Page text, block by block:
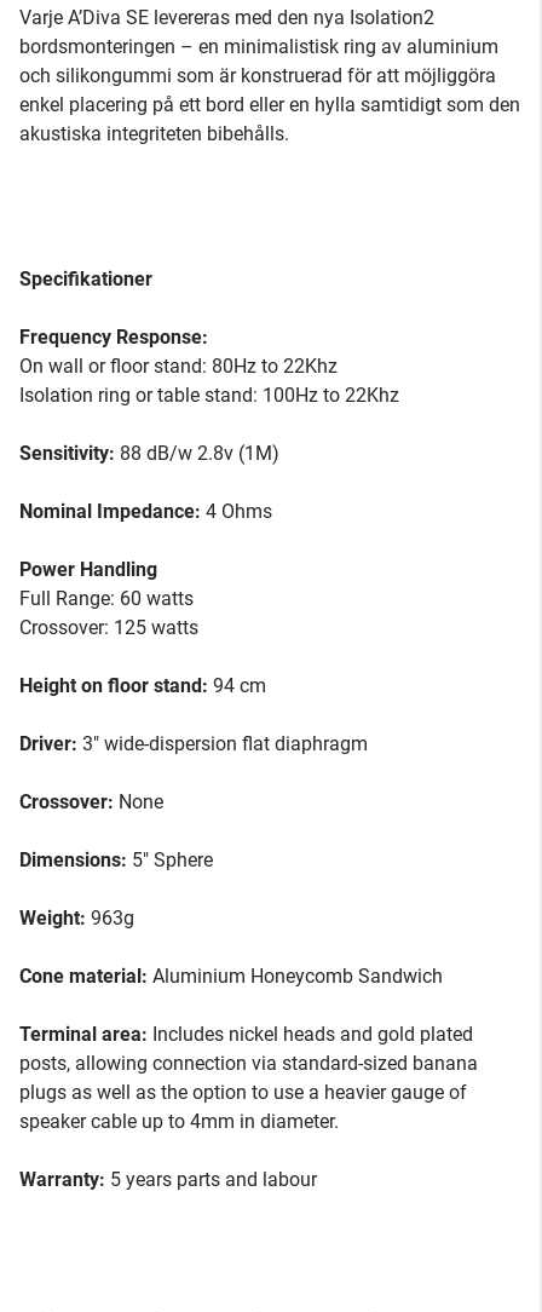
Varje A’Diva SE levereras med den nya Isolation2
bordsmonteringen – en minimalistisk ring av aluminium
och silikongummi som är konstruerad för att möjliggöra
enkel placering på ett bord eller en hylla samtidigt som den
akustiska integriteten bibehålls.
Specifikationer
Frequency Response:
On wall or floor stand: 80Hz to 22Khz
Isolation ring or table stand: 100Hz to 22Khz
Sensitivity: 88 dB/w 2.8v (1M)
Nominal Impedance: 4 Ohms
Power Handling
Full Range: 60 watts
Crossover: 125 watts
Height on floor stand: 94 cm
Driver: 3″ wide-dispersion flat diaphragm
Crossover: None
Dimensions: 5″ Sphere
Weight: 963g
Cone material: Aluminium Honeycomb Sandwich
Terminal area: Includes nickel heads and gold plated
posts, allowing connection via standard-sized banana
plugs as well as the option to use a heavier gauge of
speaker cable up to 4mm in diameter.
Warranty: 5 years parts and labour